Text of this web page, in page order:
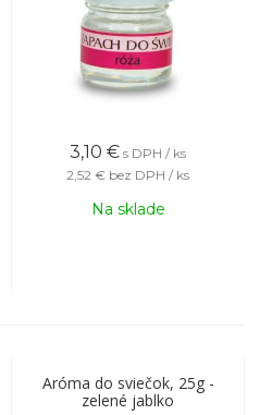
3,10 € s DPH / ks
2,52 € bez DPH / ks
Na sklade
Aróma do sviečok, 25g -
zelené jablko